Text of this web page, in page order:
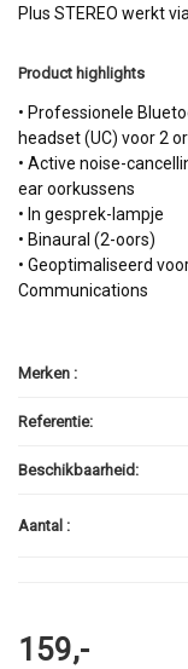
Plus STEREO werkt
Product highlights
• Professionele
headset (UC) voor 2
• Active noise-
ear oorkussens
• In gesprek-lampje
• Binaural (2-oors)
• Geoptimaliseerd
Communications
Merken :
Referentie:
Beschikbaarheid:
Aantal :
159,-